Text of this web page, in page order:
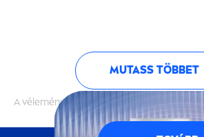
MUTASS TÖBBET
A vélemények hitelességét nem ellenőrizzük